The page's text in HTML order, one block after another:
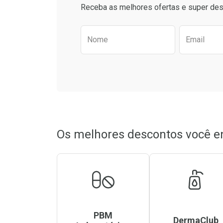
Por R$ 47,51/cada
Por R$ 47,51/cada
Por R$ 7,81/cada
Por R$ 7,81/cada
Receba as melhores ofertas e super
Preencha o formulário
Nome Email
Os melhores descontos você
PBM
DermaClub